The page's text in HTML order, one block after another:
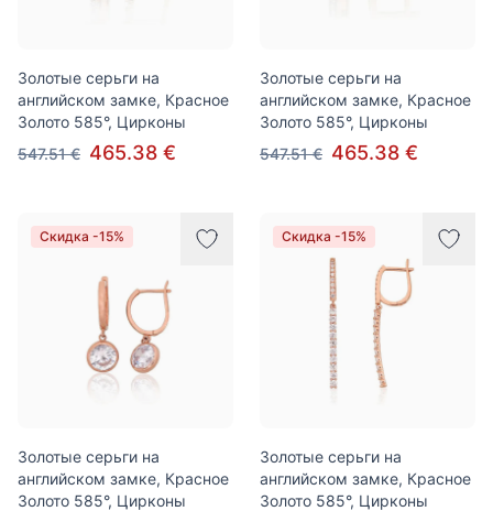
Золотые серьги на
английском замке, Красное
Золото 585°, Цирконы
547.51 € 465.38 €
Золотые серьги на
английском замке, Красное
Золото 585°, Цирконы
547.51 € 465.38 €
Скидка -15%
Золотые серьги на
английском замке, Красное
Золото 585°, Цирконы
Скидка -15%
Золотые серьги на
английском замке, Красное
Золото 585°, Цирконы